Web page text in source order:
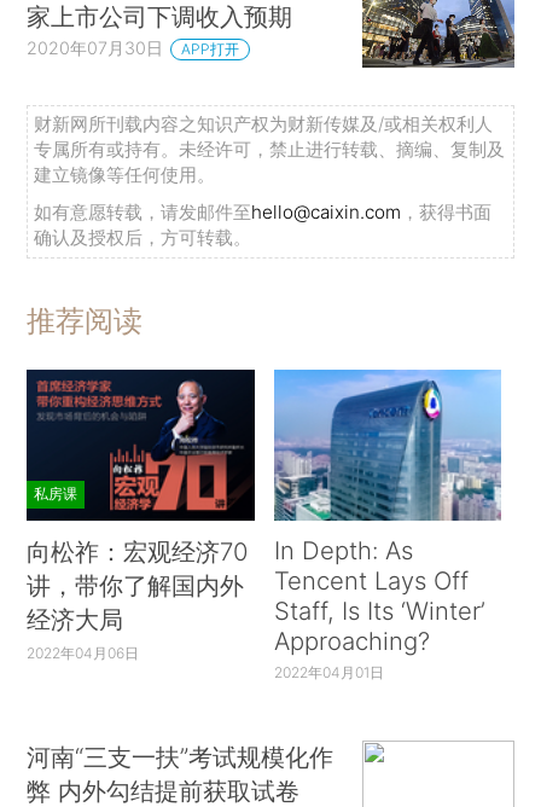
家上市公司下调收入预期
2020年07月30日 APP打开
财新网所刊载内容之知识产权为财新传媒及/或相关权利人
专属所有或持有。未经许可，禁止进行转载、摘编、复制及
建立镜像等任何使用。
如有意愿转载，请发邮件至hello@caixin.com ，获得书面
确认及授权后，方可转载。
推荐阅读
私房课
向松祚：宏观经济70
讲，带你了解国内外
经济大局
2022年04月06日
In Depth: As
Tencent Lays Off
Staff, Is Its ‘Winter’
Approaching?
2022年04月01日
河南“三支一扶”考试规模化作
弊 内外勾结提前获取试卷